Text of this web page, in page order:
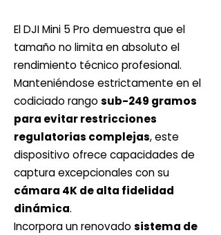
El DJI Mini 5 Pro demuestra que el
tamaño no limita en absoluto el
rendimiento técnico profesional.
Manteniéndose estrictamente en el
codiciado rango sub-249 gramos
para evitar restricciones
regulatorias complejas, este
dispositivo ofrece capacidades de
captura excepcionales con su
cámara 4K de alta fidelidad
dinámica.
Incorpora un renovado sistema de